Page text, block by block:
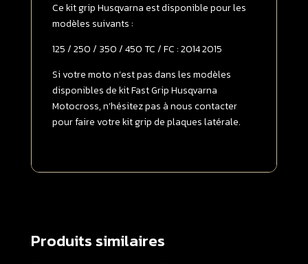
>
2015
GRIP
Transparent
Ce kit grip Husqvarna est disponible pour les
modèles suivants :
125 / 250 / 350 / 450 TC / FC : 2014 2015
Si votre moto n’est pas dans les modèles
disponibles de kit Fast Grip Husqvarna
Motocross, n’hésitez pas à nous contacter
pour faire votre kit grip de plaques latérale.
Produits similaires